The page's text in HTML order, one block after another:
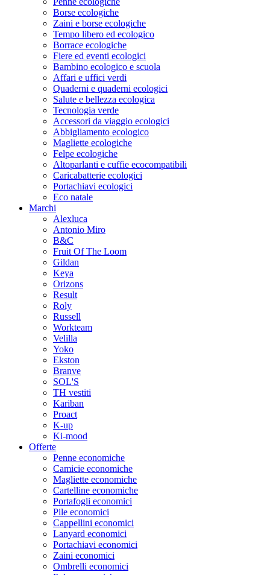
Borse ecologiche
Zaini e borse ecologiche
Tempo libero ed ecologico
Borrace ecologiche
Fiere ed eventi ecologici
Bambino ecologico e scuola
Affari e uffici verdi
Quaderni e quaderni ecologici
Salute e bellezza ecologica
Tecnologia verde
Accessori da viaggio ecologici
Abbigliamento ecologico
Magliette ecologiche
Felpe ecologiche
Altoparlanti e cuffie ecocompatibili
Caricabatterie ecologici
Portachiavi ecologici
Eco natale
Marchi
Alexluca
Antonio Miro
B&C
Fruit Of The Loom
Gildan
Keya
Orizons
Result
Roly
Russell
Workteam
Velilla
Yoko
Ekston
Branve
SOL'S
TH vestiti
Kariban
Proact
K-up
Ki-mood
Offerte
Penne economiche
Camicie economiche
Magliette economiche
Cartelline economiche
Portafogli economici
Pile economici
Cappellini economici
Lanyard economici
Portachiavi economici
Zaini economici
Ombrelli economici